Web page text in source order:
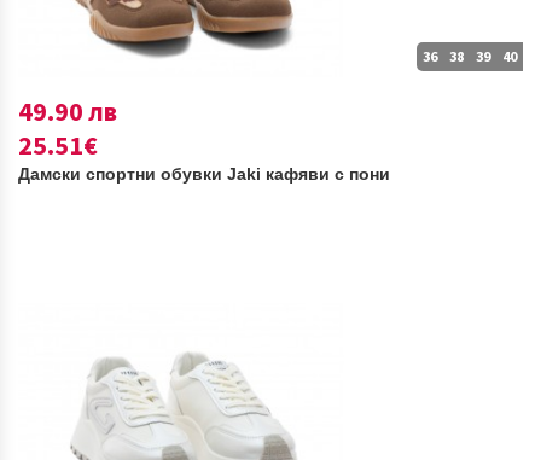
36 38 39 40
49.90 лв
25.51€
Дамски спортни обувки Jaki кафяви с пони